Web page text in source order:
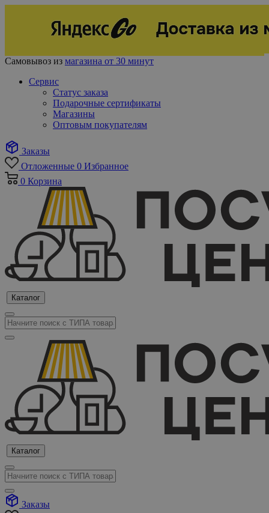
Самовывоз из магазина от 30 минут
Сервис
Статус заказа
Подарочные сертификаты
Магазины
Оптовым покупателям
Заказы
Отложенные 0 Избранное
0 Корзина
Каталог
Каталог
Заказы